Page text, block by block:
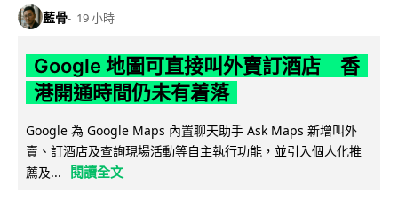
藍骨 19 小時
Google 地圖可直接叫外賣訂酒店 香
港開通時間仍未有着落
Google 為 Google Maps 內置聊天助手 Ask Maps 新增叫外
賣、訂酒店及查詢現場活動等自主執行功能，並引入個人化推
薦及...
閱讀全文